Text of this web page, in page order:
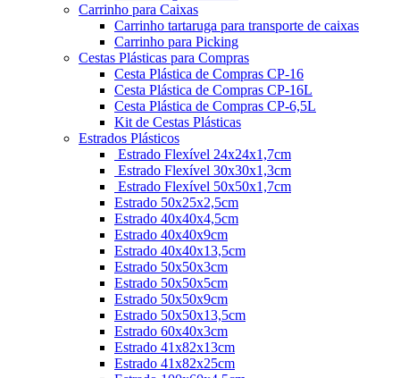
Carrinho para Caixas
Carrinho tartaruga para transporte de caixas
Carrinho para Picking
Cestas Plásticas para Compras
Cesta Plástica de Compras CP-16
Cesta Plástica de Compras CP-16L
Cesta Plástica de Compras CP-6,5L
Kit de Cestas Plásticas
Estrados Plásticos
Estrado Flexível 24x24x1,7cm
Estrado Flexível 30x30x1,3cm
Estrado Flexível 50x50x1,7cm
Estrado 50x25x2,5cm
Estrado 40x40x4,5cm
Estrado 40x40x9cm
Estrado 40x40x13,5cm
Estrado 50x50x3cm
Estrado 50x50x5cm
Estrado 50x50x9cm
Estrado 50x50x13,5cm
Estrado 60x40x3cm
Estrado 41x82x13cm
Estrado 41x82x25cm